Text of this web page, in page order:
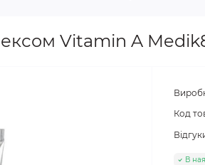
Vitamin A
Код
В